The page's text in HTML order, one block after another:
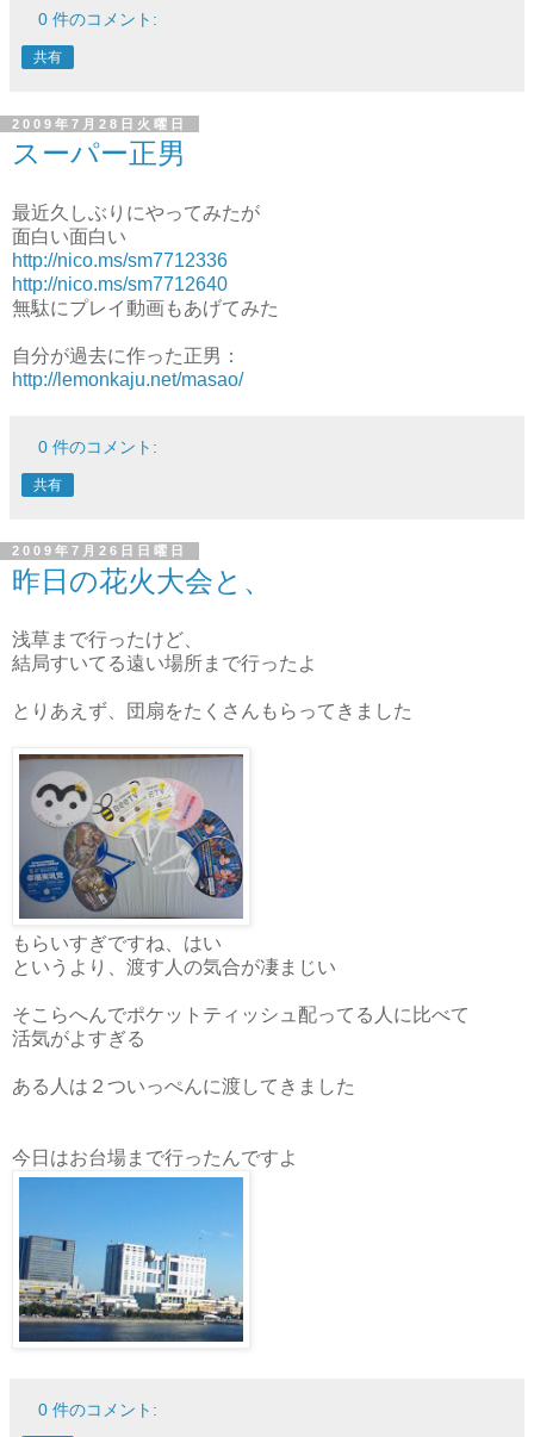
0 件のコメント:
共有
2009年7月28日火曜日
スーパー正男
最近久しぶりにやってみたが
面白い面白い
http://nico.ms/sm7712336
http://nico.ms/sm7712640
無駄にプレイ動画もあげてみた
自分が過去に作った正男：
http://lemonkaju.net/masao/
0 件のコメント:
共有
2009年7月26日日曜日
昨日の花火大会と、
浅草まで行ったけど、
結局すいてる遠い場所まで行ったよ
とりあえず、団扇をたくさんもらってきました
もらいすぎですね、はい
というより、渡す人の気合が凄まじい
そこらへんでポケットティッシュ配ってる人に比べて
活気がよすぎる
ある人は２ついっぺんに渡してきました
今日はお台場まで行ったんですよ
0 件のコメント: